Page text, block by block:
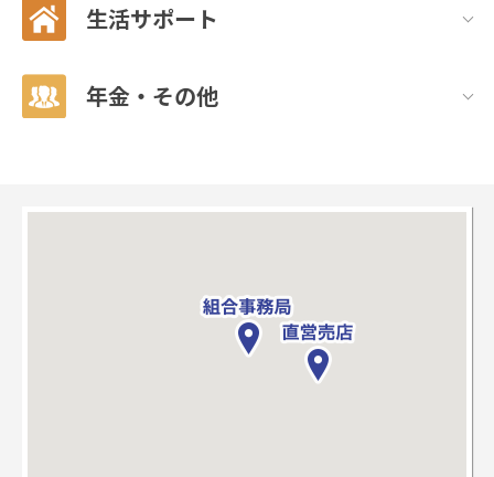
生活サポート
年金・その他